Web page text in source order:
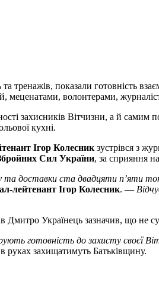
тренажів, показали готовність
меценатами, волонтерами,
захисників Вітчизни, а й
кухні.
Ігор Колесник зустрівся з
Сил України, за сприяння
доставки ста двадцяти п’яти
лейтенант Ігор Колесник. —
Дмитро Українець зазначив, що не
готовність до захисту своєї
руках захищатимуть Батьківщину.